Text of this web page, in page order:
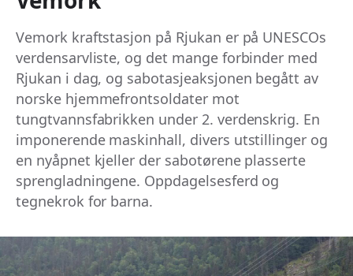
Vemork kraftstasjon på Rjukan er på UNESCOs
verdensarvliste, og det mange forbinder med
Rjukan i dag, og sabotasjeaksjonen begått av
norske hjemmefrontsoldater mot
tungtvannsfabrikken under 2. verdenskrig. En
imponerende maskinhall, divers utstillinger og
en nyåpnet kjeller der sabotørene plasserte
sprengladningene. Oppdagelsesferd og
tegnekrok for barna.